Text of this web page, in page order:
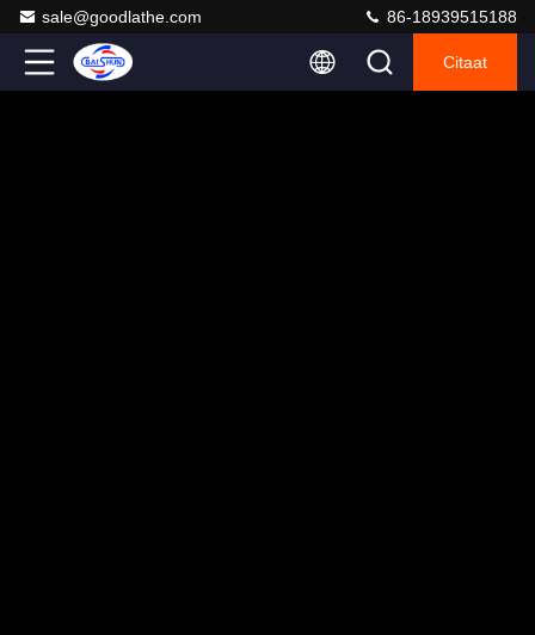
sale@goodlathe.com 86-18939515188
Citaat